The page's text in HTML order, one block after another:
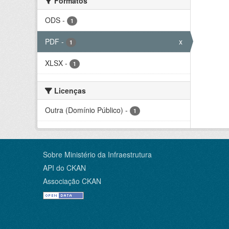
ODS - 1
PDF - 1 x
XLSX - 1
Licenças
Outra (Domínio Público) - 1
Sobre Ministério da Infraestrutura
API do CKAN
Associação CKAN